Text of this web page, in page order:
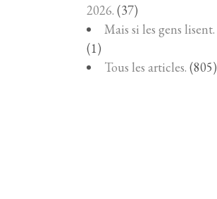
2026. (37)
Mais si les gens lisent.
(1)
Tous les articles. (805)